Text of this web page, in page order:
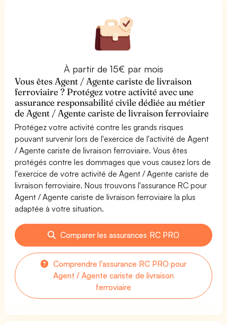
À partir de 15€ par mois
Vous êtes Agent / Agente cariste de livraison
ferroviaire ? Protégez votre activité avec une
assurance responsabilité civile dédiée au métier
de Agent / Agente cariste de livraison ferroviaire
Protégez votre activité contre les grands risques
pouvant survenir lors de l'exercice de l'activité de Agent
/ Agente cariste de livraison ferroviaire. Vous êtes
protégés contre les dommages que vous causez lors de
l'exercice de votre activité de Agent / Agente cariste de
livraison ferroviaire. Nous trouvons l'assurance RC pour
Agent / Agente cariste de livraison ferroviaire la plus
adaptée à votre situation.
Comparer les assurances RC PRO
Comprendre l'assurance RC PRO pour
Agent / Agente cariste de livraison
ferroviaire